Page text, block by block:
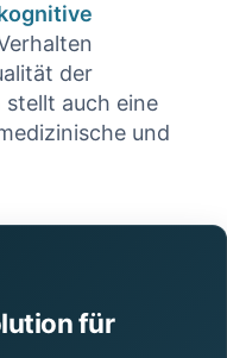
der
auch eine
und
für